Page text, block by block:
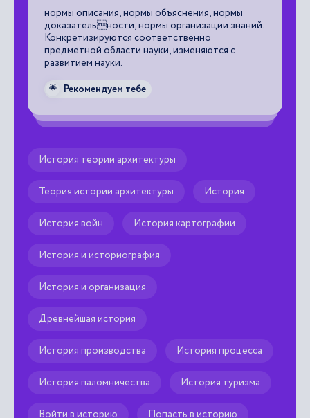
нормы описания, нормы объяснения, нормы
доказательности, нормы организации знаний.
Конкретизируются соответственно
предметной области науки, изменяются с
развитием науки.
🌟 Рекомендуем тебе
История теории архитектуры
Теория истории архитектуры История
История войн История картографии
История и историография
История и организация
Древнейшая история
История производства История процесса
История паломничества История туризма
Войти в историю Попасть в историю